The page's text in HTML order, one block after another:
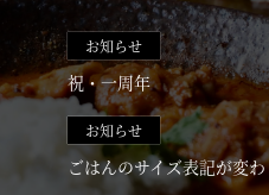
NEWS
お知らせ
祝・一周年
お知らせ
ごはんのサイズ表記が変わ